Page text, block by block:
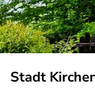
Stadt